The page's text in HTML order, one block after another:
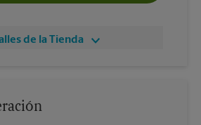
de la Tienda